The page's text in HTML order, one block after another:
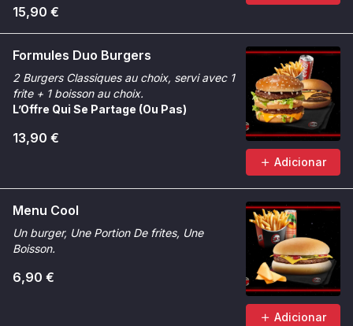
🌶️CRUNCHY NAAN BURGER :
poulet Tinger bien croustillant,
croquante, oignons rouges, rondelles
de tomate, sauce Chicken Max &
sauce Tinger.
15,90 €
Formules Duo Burgers
2 Burgers Classiques au choix, servi avec 1
frite + 1 boisson au choix.
L’Offre Qui Se Partage (Ou Pas)
13,90 €
Adicionar
Menu Cool
Un burger, Une Portion De frites, Une
Boisson.
6,90 €
Adicionar